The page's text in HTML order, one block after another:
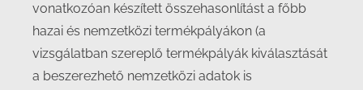
vonatkozóan készített összehasonlítást a főbb
hazai és nemzetközi termékpályákon (a
vizsgálatban szereplő termékpályák kiválasztását
a beszerezhető nemzetközi adatok is